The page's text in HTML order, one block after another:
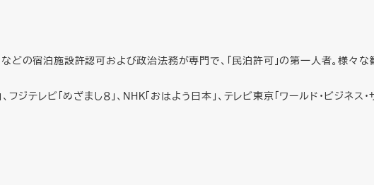
どの宿泊施設許認可および政治法務が専門で、「民泊許可」の第一人者。様々
フジテレビ「めざまし８」、NHK「おはよう日本」、テレビ東京「ワールド・ビジネス